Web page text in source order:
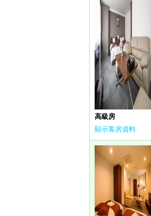
高級房
顯示客房資料